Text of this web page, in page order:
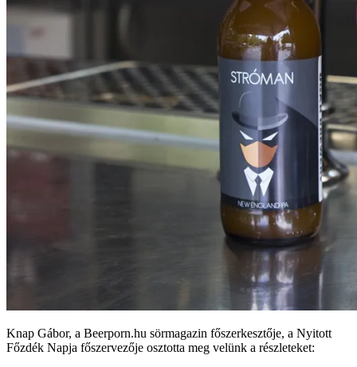
Knap Gábor, a Beerporn.hu sörmagazin főszerkesztője, a Nyitott
Főzdék Napja főszervezője osztotta meg velünk a részleteket: